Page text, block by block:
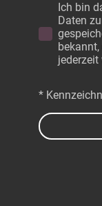
Ich bin
Daten
*